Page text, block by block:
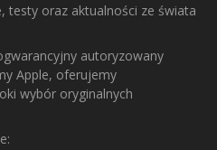
testy oraz aktualności ze świata
autoryzowany
Apple, oferujemy
wybór oryginalnych